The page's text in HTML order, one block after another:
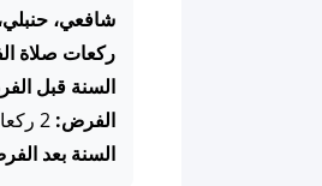
شافعي،
ركعات صلاة
السنة قبل
الفرض:
السنة بعد